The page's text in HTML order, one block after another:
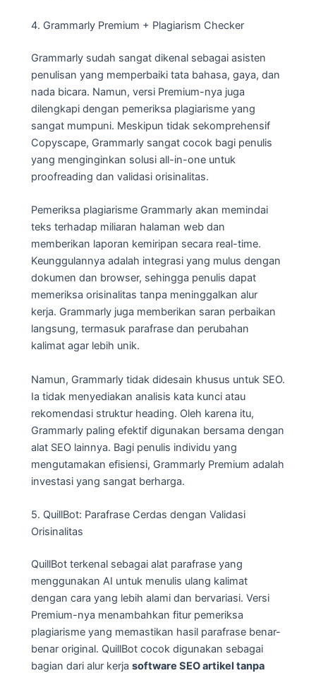
4. Grammarly Premium + Plagiarism Checker
Grammarly sudah sangat dikenal sebagai asisten
penulisan yang memperbaiki tata bahasa, gaya, dan
nada bicara. Namun, versi Premium-nya juga
dilengkapi dengan pemeriksa plagiarisme yang
sangat mumpuni. Meskipun tidak sekomprehensif
Copyscape, Grammarly sangat cocok bagi penulis
yang menginginkan solusi all-in-one untuk
proofreading dan validasi orisinalitas.
Pemeriksa plagiarisme Grammarly akan memindai
teks terhadap miliaran halaman web dan
memberikan laporan kemiripan secara real-time.
Keunggulannya adalah integrasi yang mulus dengan
dokumen dan browser, sehingga penulis dapat
memeriksa orisinalitas tanpa meninggalkan alur
kerja. Grammarly juga memberikan saran perbaikan
langsung, termasuk parafrase dan perubahan
kalimat agar lebih unik.
Namun, Grammarly tidak didesain khusus untuk SEO.
Ia tidak menyediakan analisis kata kunci atau
rekomendasi struktur heading. Oleh karena itu,
Grammarly paling efektif digunakan bersama dengan
alat SEO lainnya. Bagi penulis individu yang
mengutamakan efisiensi, Grammarly Premium adalah
investasi yang sangat berharga.
5. QuillBot: Parafrase Cerdas dengan Validasi
Orisinalitas
QuillBot terkenal sebagai alat parafrase yang
menggunakan AI untuk menulis ulang kalimat
dengan cara yang lebih alami dan bervariasi. Versi
Premium-nya menambahkan fitur pemeriksa
plagiarisme yang memastikan hasil parafrase benar-
benar original. QuillBot cocok digunakan sebagai
bagian dari alur kerja software SEO artikel tanpa